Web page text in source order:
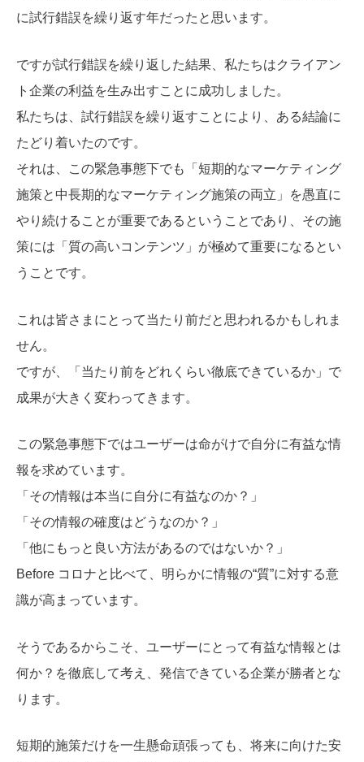
に試行錯誤を繰り返す年だったと思います。
ですが試行錯誤を繰り返した結果、私たちはクライアン
ト企業の利益を生み出すことに成功しました。
私たちは、試行錯誤を繰り返すことにより、ある結論に
たどり着いたのです。
それは、この緊急事態下でも「短期的なマーケティング
施策と中長期的なマーケティング施策の両立」を愚直に
やり続けることが重要であるということであり、その施
策には「質の高いコンテンツ」が極めて重要になるとい
うことです。
これは皆さまにとって当たり前だと思われるかもしれま
せん。
ですが、「当たり前をどれくらい徹底できているか」で
成果が大きく変わってきます。
この緊急事態下ではユーザーは命がけで自分に有益な情
報を求めています。
「その情報は本当に自分に有益なのか？」
「その情報の確度はどうなのか？」
「他にもっと良い方法があるのではないか？」
Before コロナと比べて、明らかに情報の“質”に対する意
識が高まっています。
そうであるからこそ、ユーザーにとって有益な情報とは
何か？を徹底して考え、発信できている企業が勝者とな
ります。
短期的施策だけを一生懸命頑張っても、将来に向けた安